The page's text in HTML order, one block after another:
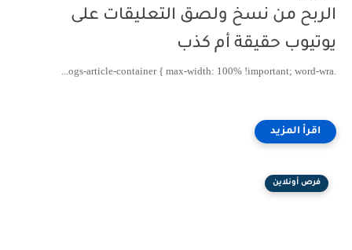
الربح من نسخ ولصق التعليقات على
يوتيوب حقيقة أم كذب
فرص أونلاين